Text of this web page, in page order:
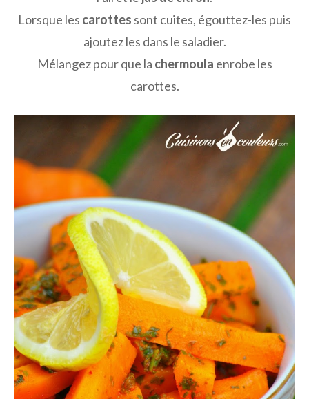
Lorsque les carottes sont cuites, égouttez-les puis
ajoutez les dans le saladier.
Mélangez pour que la chermoula enrobe les
carottes.